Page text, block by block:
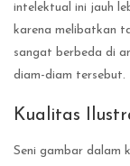
intelektual ini jauh
karena melibatkan
sangat berbeda di
diam-diam tersebut.
Kualitas
Seni gambar dalam